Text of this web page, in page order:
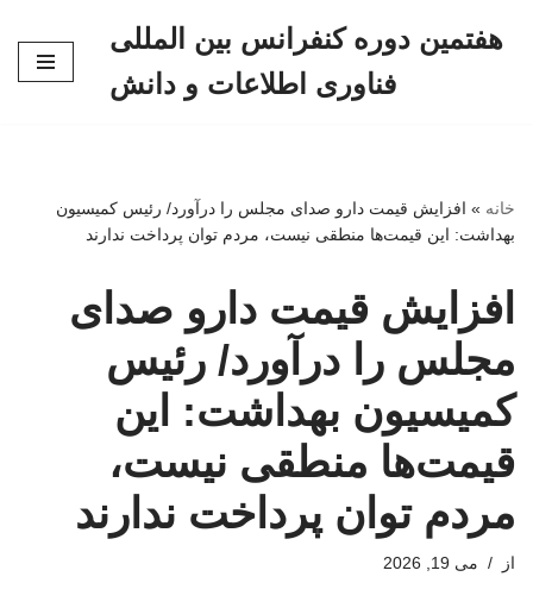
هفتمین دوره کنفرانس بین المللی
فناوری اطلاعات و دانش
خانه » افزایش قیمت دارو صدای مجلس را درآورد/ رئیس کمیسیون
بهداشت: این قیمت‌ها منطقی نیست، مردم توان پرداخت ندارند
افزایش قیمت دارو صدای
مجلس را درآورد/ رئیس
کمیسیون بهداشت: این
قیمت‌ها منطقی نیست،
مردم توان پرداخت ندارند
از می 19, 2026